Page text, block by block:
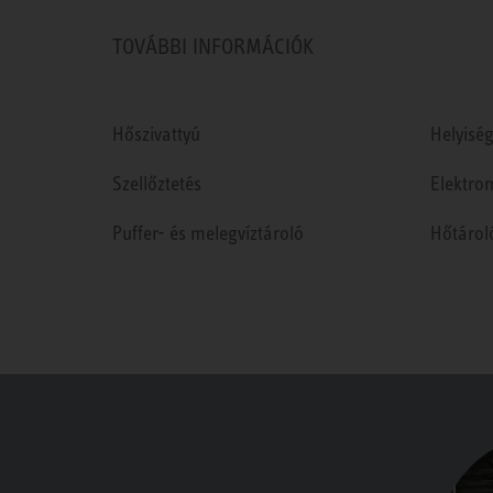
TOVÁBBI INFORMÁCIÓK
Hőszivattyú
Szellőztetés
Puffer- és melegvíztároló